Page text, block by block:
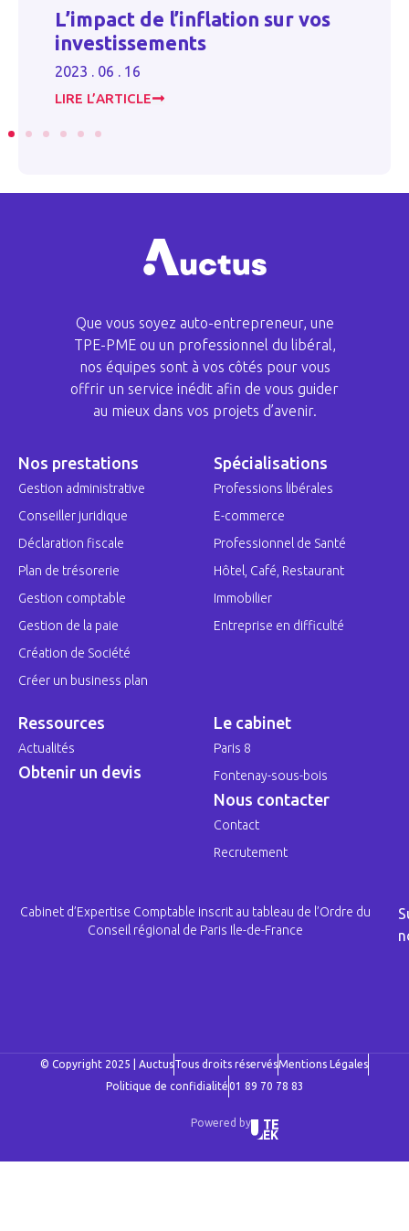
L’impact de l’inflation sur vos
investissements
2023 . 06 . 16
LIRE L’ARTICLE
Que vous soyez auto-entrepreneur, une
TPE-PME ou un professionnel du libéral,
nos équipes sont à vos côtés pour vous
offrir un service inédit afin de vous guider
au mieux dans vos projets d’avenir.
Nos prestations
Gestion administrative
Conseiller juridique
Déclaration fiscale
Plan de trésorerie
Gestion comptable
Gestion de la paie
Création de Société
Créer un business plan
Spécialisations
Professions libérales
E-commerce
Professionnel de Santé
Hôtel, Café, Restaurant
Immobilier
Entreprise en difficulté
Ressources
Actualités
Obtenir un devis
Le cabinet
Paris 8
Fontenay-sous-bois
Nous contacter
Contact
Recrutement
Cabinet d’Expertise Comptable inscrit au tableau de l’Ordre du
Conseil régional de Paris Ile-de-France
© Copyright 2025 | AuctusTous droits réservésMentions Légales
Politique de confidialité01 89 70 78 83
Powered by